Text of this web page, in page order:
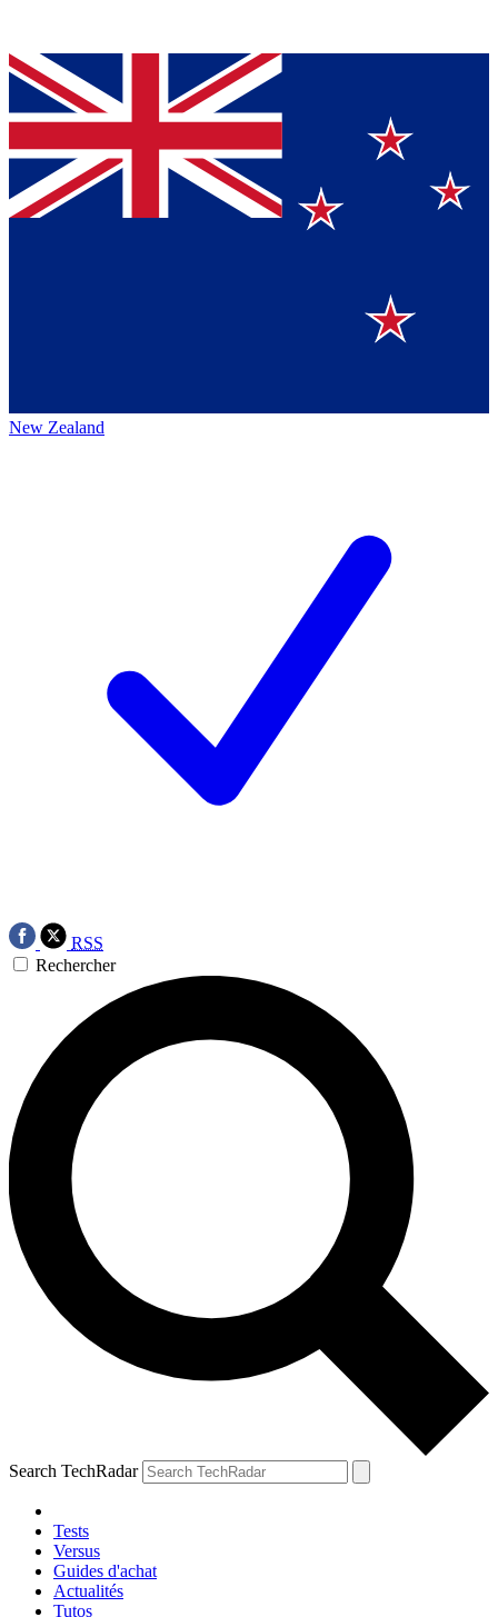
New Zealand
RSS
Rechercher
Search TechRadar
Tests
Versus
Guides d'achat
Actualités
Tutos